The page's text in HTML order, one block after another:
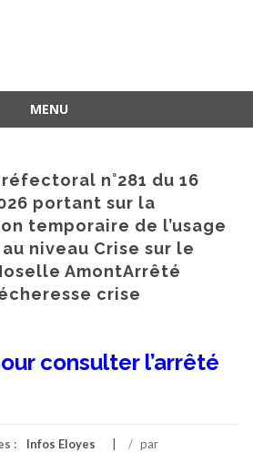
MENU
n°281 du 16
portant sur la
temporaire de l’usage
au niveau Crise sur le
AmontArrêté
crise
consulter l’arrêté
: Infos Eloyes / par